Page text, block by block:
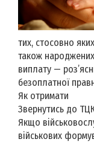
тих, стосовно
також
виплату —
безоплатної
Як отримати
Звернутись до
Якщо
військових